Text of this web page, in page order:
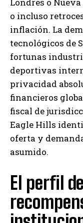
Londres o
o incluso
inflación. La
tecnológicos de
fortunas
deportivas
privacidad
financieros
fiscal de
Eagle Hills
oferta y
asumido.
El perfil